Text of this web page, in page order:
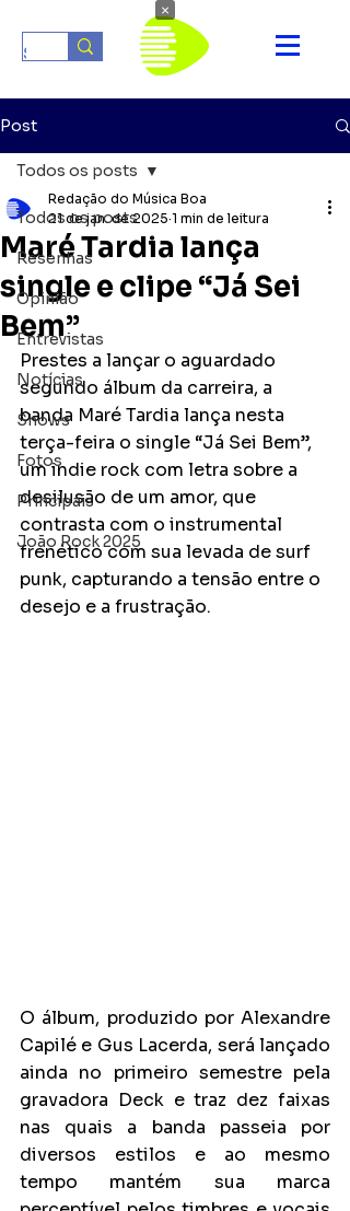
Post
Todos os posts
Resenhas
Opinião
Entrevistas
Notícias
Shows
Fotos
Principais
João Rock 2025
Todos os posts
Maré Tardia lança
single e clipe “Já Sei
Bem”
Redação do Música Boa
21 de jan. de 2025 1 min de leitura
Prestes a lançar o aguardado
segundo álbum da carreira, a
banda Maré Tardia lança nesta
terça-feira o single “Já Sei Bem”,
um indie rock com letra sobre a
desilusão de um amor, que
contrasta com o instrumental
frenético com sua levada de surf
punk, capturando a tensão entre o
desejo e a frustração.
O álbum, produzido por Alexandre
Capilé e Gus Lacerda, será lançado
ainda no primeiro semestre pela
gravadora Deck e traz dez faixas
nas quais a banda passeia por
diversos estilos e ao mesmo
tempo mantém sua marca
×